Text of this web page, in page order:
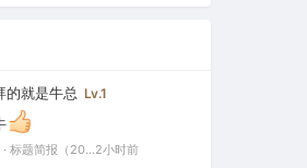
的就是牛总 Lv.1
吾乐吧 · 标题简报（2026-08-08）2小时前